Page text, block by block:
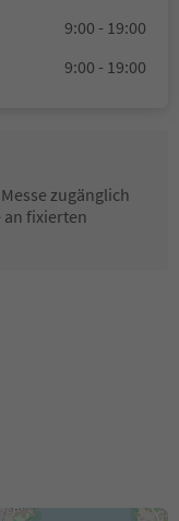
9:00 - 19:00
9:00 - 19:00
zugänglich
an fixierten